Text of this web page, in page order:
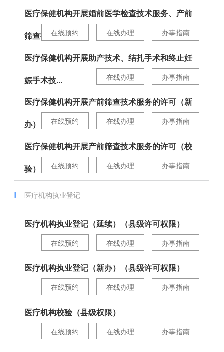
医疗保健机构开展婚前医学检查技术服务、产前
筛查技术... 办事指南
在线办理
在线预约
医疗保健机构开展助产技术、结扎手术和终止妊
娠手术技... 办事指南
在线办理
医疗保健机构开展产前筛查技术服务的许可（新
办） 办事指南
在线办理
在线预约
医疗保健机构开展产前筛查技术服务的许可（校
验） 办事指南
在线办理
在线预约
医疗机构执业登记
医疗机构执业登记（延续）（县级许可权限）
办事指南
在线办理
在线预约
医疗机构执业登记（新办）（县级许可权限）
办事指南
在线办理
在线预约
医疗机构校验（县级权限）
办事指南
在线办理
在线预约